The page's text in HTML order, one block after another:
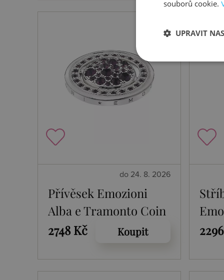
do 24. 8. 2026
Přívěsek Emozioni
Alba e Tramonto Coin
2748 Kč
Koupit
souborů cookie.
UPRAVIT